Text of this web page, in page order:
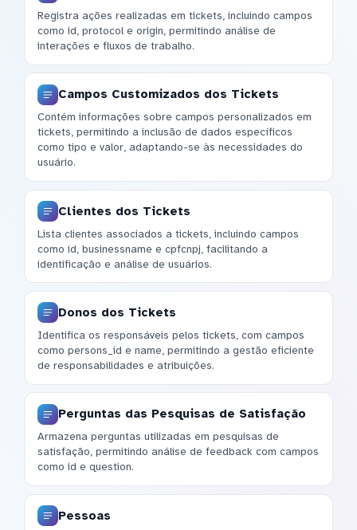
Registra ações realizadas em tickets, incluindo campos
como id, protocol e origin, permitindo análise de
interações e fluxos de trabalho.
Campos Customizados dos Tickets
Contém informações sobre campos personalizados em
tickets, permitindo a inclusão de dados específicos
como tipo e valor, adaptando-se às necessidades do
usuário.
Clientes dos Tickets
Lista clientes associados a tickets, incluindo campos
como id, businessname e cpfcnpj, facilitando a
identificação e análise de usuários.
Donos dos Tickets
Identifica os responsáveis pelos tickets, com campos
como persons_id e name, permitindo a gestão eficiente
de responsabilidades e atribuições.
Perguntas das Pesquisas de Satisfação
Armazena perguntas utilizadas em pesquisas de
satisfação, permitindo análise de feedback com campos
como id e question.
Pessoas